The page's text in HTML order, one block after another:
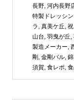
長野, 河内長野
特製ドレッシ
ラ , 真美ケ丘,
山台, 羽曳が丘,
製造メーカー,
剛 , 金剛バル,
須賀, 食レポ,